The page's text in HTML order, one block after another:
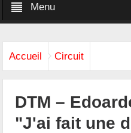
Menu
Accueil Circuit
DTM –
"J'ai fait une